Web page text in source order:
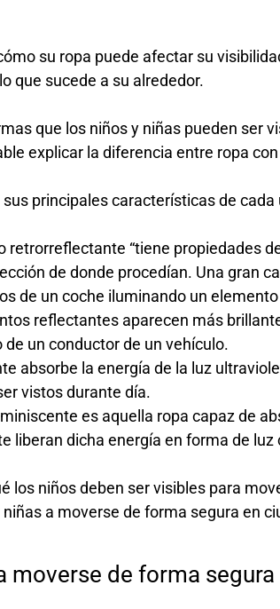
su ropa puede afectar su
que sucede a su alrededor.
que los niños y niñas pueden ser
explicar la diferencia entre ropa
principales características de cada
retrorreflectante “tiene propiedades
de donde procedían. Una gran
de un coche iluminando un
reflectantes aparecen más
un conductor de un vehículo.
absorbe la energía de la luz
vistos durante día.
es aquella ropa capaz de
liberan dicha energía en forma de
los niños deben ser visibles para
a moverse de forma segura en
moverse de forma segura